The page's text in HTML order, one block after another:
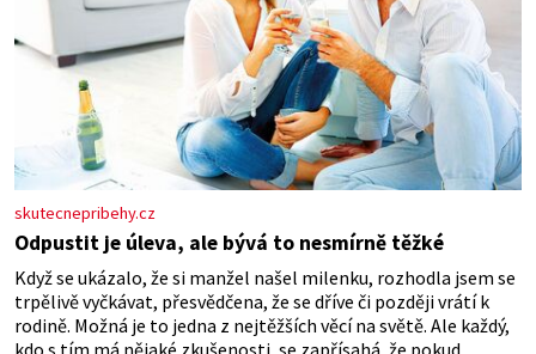
skutecnepribehy.cz
Odpustit je úleva, ale bývá to nesmírně těžké
Když se ukázalo, že si manžel našel milenku, rozhodla jsem se
trpělivě vyčkávat, přesvědčena, že se dříve či později vrátí k
rodině. Možná je to jedna z nejtěžších věcí na světě. Ale každý,
kdo s tím má nějaké zkušenosti, se zapřísahá, že pokud